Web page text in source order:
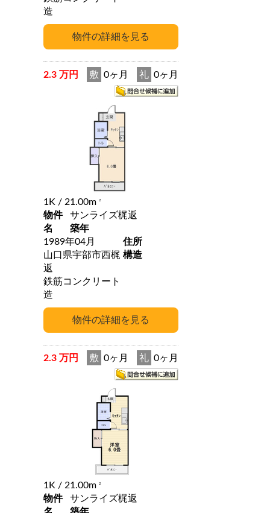
造
2.3 万円 敷 0ヶ月 礼 0ヶ月
1K / 21.00m 2
物件
名
サンライズ梶返
築年
1989年04月
住所
山口県宇部市西梶
返
構造
鉄筋コンクリート
造
2.3 万円 敷 0ヶ月 礼 0ヶ月
1K / 21.00m 2
物件
サンライズ梶返